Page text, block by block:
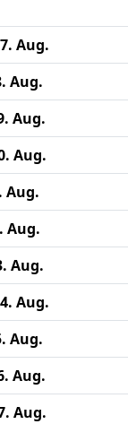
Aug.
Aug.
Aug.
Aug.
Aug.
Aug.
Aug.
Aug.
Aug.
Aug.
Aug.